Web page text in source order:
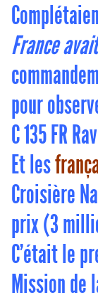
France
pour
C 135 FR
Et les
Croisière
prix (3
C’était le
Mission